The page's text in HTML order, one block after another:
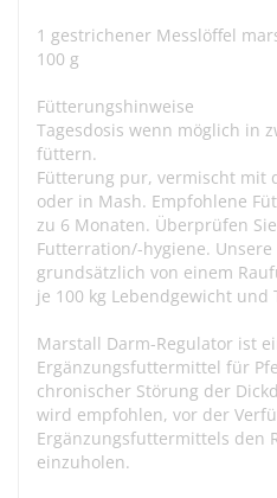
1 gestrichener Messlöffel
100 g
Fütterungshinweise
Tagesdosis wenn möglich in
füttern.
Fütterung pur, vermischt mit
oder in Mash. Empfohlene
zu 6 Monaten. Überprüfen
Futterration/-hygiene.
grundsätzlich von einem
je 100 kg Lebendgewicht und
Marstall Darm-Regulator ist
Ergänzungsfuttermittel für
chronischer Störung der
wird empfohlen, vor der
Ergänzungsfuttermittels den
einzuholen.